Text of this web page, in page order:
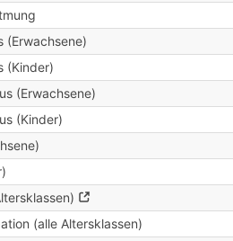
(Erwachsene)
(Kinder)
(Erwachsene)
(Kinder)
(alle Altersklassen)